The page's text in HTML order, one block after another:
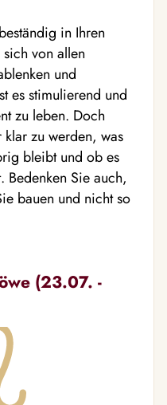
in Ihren
von allen
und
es stimulierend und
zu leben. Doch
zu werden, was
bleibt und ob es
Sie auch,
bauen und nicht so
(23.07. -